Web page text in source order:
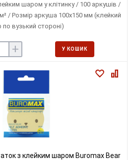
шаром у клітинку / 100 аркушів /
/ Розмір аркуша 100х150 мм (клейкий
вузький стороні)
+ У КОШИК
з клейким шаром Buromax Bear